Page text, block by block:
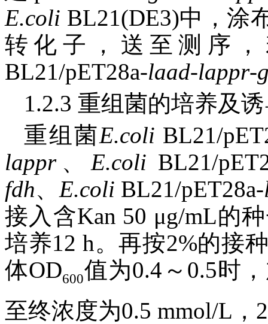
E.coli BL21(DE3)中，涂
转化子，送至测序
BL21/pET28a-laad-lappr-
1.2.3 重组菌的培养及
重组菌E.coli BL21/
lappr、 E.coli BL21/
fdh、 E.coli BL21/pET28a-
接入含Kan 50 μg/mL的
培养12 h。再按2%的接
体OD600值为0.4～0.5时
至终浓度为0.5 mmol/L